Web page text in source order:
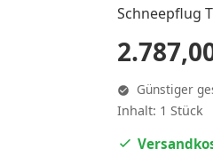
Schneepflug
Günstiger
Inhalt: 1 Stück